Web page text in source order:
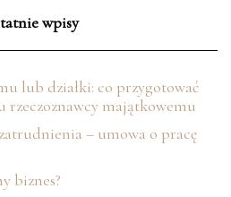
wpisy
lub działki: co przygotować
rzeczoznawcy majątkowemu
– umowa o pracę
biznes?